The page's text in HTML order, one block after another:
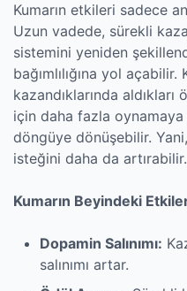
Kumarın etkileri sadece
Uzun vadede, sürekli
sistemini yeniden
bağımlılığına yol
kazandıklarında
için daha fazla oynamaya
döngüye dönüşebilir.
isteğini daha da
Kumarın Beyindeki
Dopamin Salınımı:
salınımı artar.